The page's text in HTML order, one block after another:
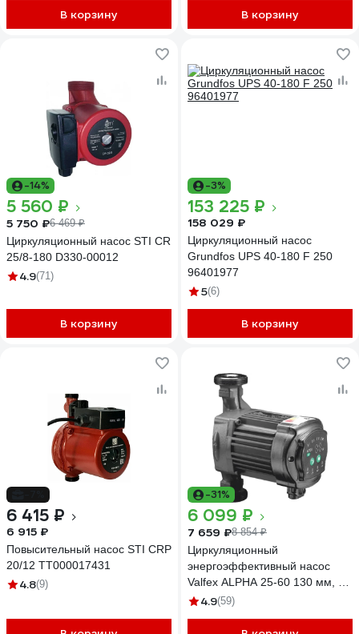
В корзину В корзину
-14%
5 560 ₽
5 750 ₽6 469 ₽
Циркуляционный насос STI CR
25/8-180 D330-00012
4.9(71)
В корзину
-3%
153 225 ₽
158 029 ₽
Циркуляционный насос
Grundfos UPS 40-180 F 250
96401977
5(6)
В корзину
6 415 ₽
6 915 ₽
Повысительный насос STI CRP
20/12 ТТ000017431
4.8(9)
-31%
6 099 ₽
7 659 ₽8 854 ₽
Циркуляционный
энергоэффективный насос
Valfex ALPHA 25-60 130 мм, с
гайками VF.AL.25.60.130
4.9(59)